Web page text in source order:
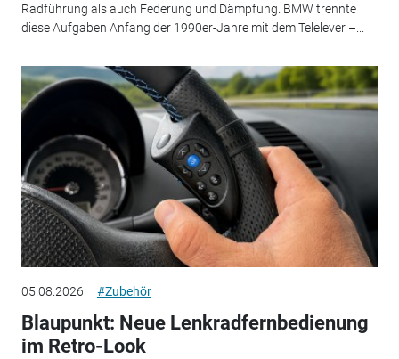
Radführung als auch Federung und Dämpfung. BMW trennte
diese Aufgaben Anfang der 1990er-Jahre mit dem Telelever –...
05.08.2026 #Zubehör
Blaupunkt: Neue Lenkradfernbedienung
im Retro-Look